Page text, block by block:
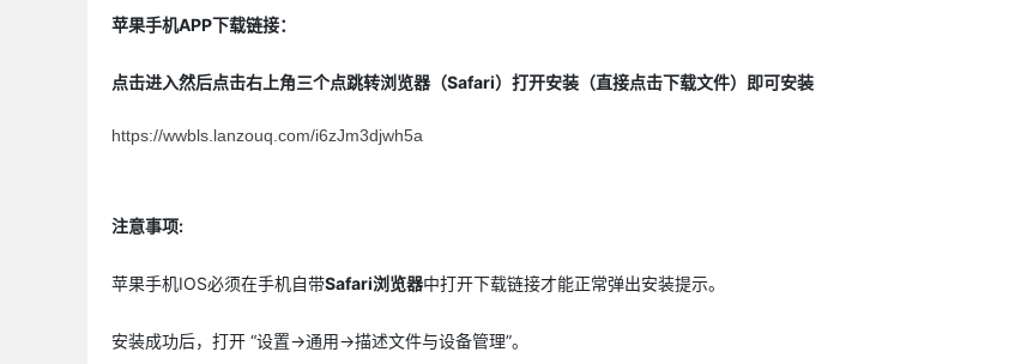
苹果手机APP下载链接：
点击进入然后点击右上角三个点跳转浏览器（Safari）打开安装（直接点击下载文件）即可安装
https://wwbls.lanzouq.com/i6zJm3djwh5a
注意事项:
苹果手机IOS必须在手机自带Safari浏览器中打开下载链接才能正常弹出安装提示。
安装成功后，打开 “设置->通用->描述文件与设备管理”。